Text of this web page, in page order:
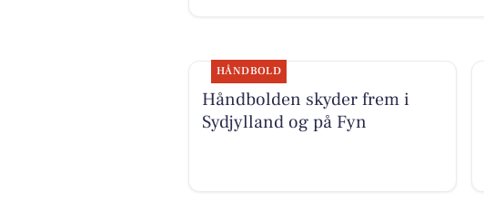
HÅNDBOLD
Håndbolden skyder frem i
Sydjylland og på Fyn